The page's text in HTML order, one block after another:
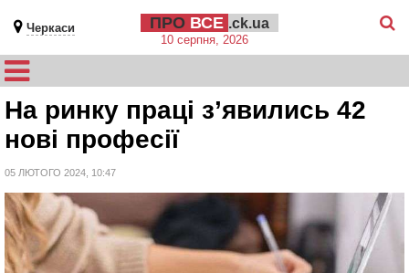
Черкаси ПРО ВСЕ .ck.ua
10 серпня, 2026
На ринку праці з’явились 42
нові професії
05 ЛЮТОГО 2024, 10:47